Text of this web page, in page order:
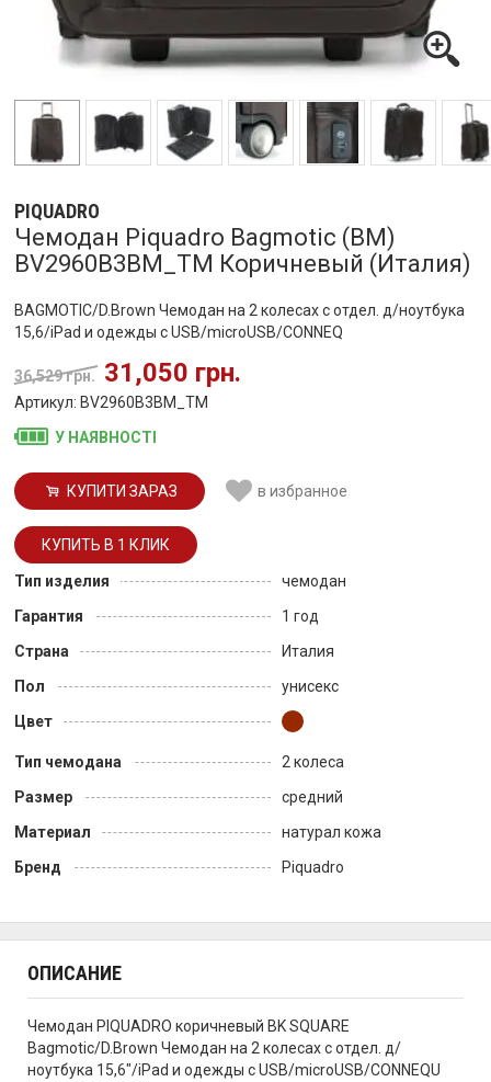
PIQUADRO
Чемодан Piquadro Bagmotic (BM)
BV2960B3BM_TM Коричневый (Италия)
BAGMOTIC/D.Brown Чемодан на 2 колесах с отдел. д/ноутбука
15,6/iPad и одежды с USB/microUSB/CONNEQ
36,529 грн. 31,050 грн.
Артикул: BV2960B3BM_TM
У НАЯВНОСТІ
КУПИТИ ЗАРАЗ в избранное
Тип изделия
чемодан
Гарантия
1 год
Страна
Италия
Пол
унисекс
Цвет
Тип чемодана
2 колеса
Размер
средний
Материал
натурал кожа
Бренд
Piquadro
ОПИСАНИЕ
Чемодан PIQUADRO коричневый BK SQUARE
Bagmotic/D.Brown Чемодан на 2 колесах с отдел. д/
ноутбука 15,6"/iPad и одежды с USB/microUSB/CONNEQU